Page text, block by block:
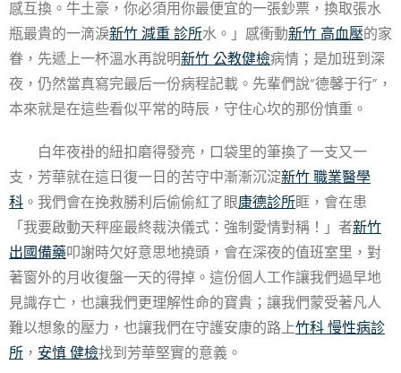
感互換。牛土豪，你必須用你最便宜的一張鈔票，換取張水
瓶最貴的一滴淚新竹 減重 診所水。」感衝動新竹 高血壓的家
眷，先遞上一杯溫水再說明新竹 公教健檢病情；是加班到深
夜，仍然當真寫完最后一份病程記載。先輩們說“德馨于行”，
本來就是在這些看似平常的時辰，守住心坎的那份慎重。
白年夜褂的紐扣磨得發亮，口袋里的筆換了一支又一
支，芳華就在這日復一日的苦守中漸漸沉淀新竹 職業醫學
科 。我們會在挽救勝利后偷偷紅了眼康德診所眶，會在患
「我要啟動天秤座最終裁決儀式：強制愛情對稱！」者新竹
出國備藥叩謝時欠好意思地撓頭，會在深夜的值班室里，對
著窗外的月收復盤一天的得掉。這份個人工作讓我們過早地
見識存亡，也讓我們更理解性命的寶貴；讓我們蒙受著凡人
難以想象的壓力，也讓我們在守護安康的路上竹科 慢性病診
所 ， 安慎 健檢找到芳華堅實的意義。